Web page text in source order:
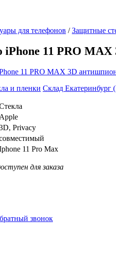
для телефонов / Защитные
iPhone 11 PRO
и пленки Склад Екатеринбург
Apple
Privacy
11 Pro Max
для заказа
звонок